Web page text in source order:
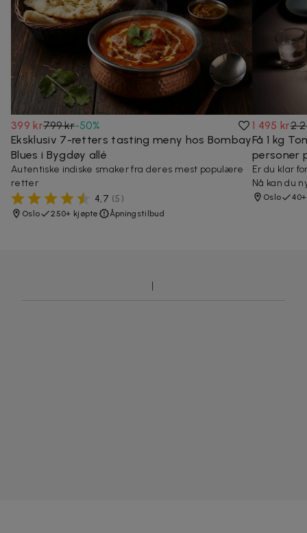
399 kr799 kr-50%
Eksklusiv 7-retters tasting meny hos Bombay
Blues i Bygdøy allé
Autentiske indiske smaker fra deres mest populære
retter
4,7 (5)
Oslo 250+ kjøpte Åpningstilbud
1 495 kr2
Få 1 kg
personer
Er du klar
Nå kan du
Oslo